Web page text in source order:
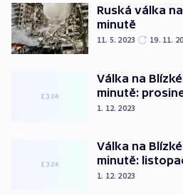
Ruská válka
minutě
11. 5. 2023 19. 11.
Válka na
minutě:
1. 12. 2023
Válka na
minutě:
1. 12. 2023